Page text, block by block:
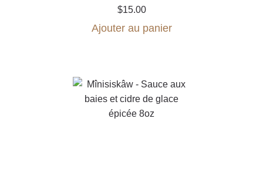
$15.00
Ajouter au panier